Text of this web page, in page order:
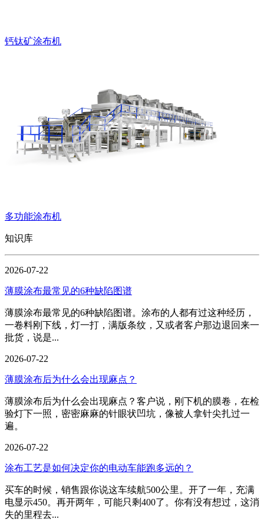
钙钛矿涂布机
多功能涂布机
知识库
2026-07-22
薄膜涂布最常见的6种缺陷图谱
薄膜涂布最常见的6种缺陷图谱。涂布的人都有过这种经历，
一卷料刚下线，灯一打，满版条纹，又或者客户那边退回来一
批货，说是...
2026-07-22
薄膜涂布后为什么会出现麻点？
薄膜涂布后为什么会出现麻点？客户说，刚下机的膜卷，在检
验灯下一照，密密麻麻的针眼状凹坑，像被人拿针尖扎过一
遍。
2026-07-22
涂布工艺是如何决定你的电动车能跑多远的？
买车的时候，销售跟你说这车续航500公里。开了一年，充满
电显示450。再开两年，可能只剩400了。你有没有想过，这消
失的里程去...